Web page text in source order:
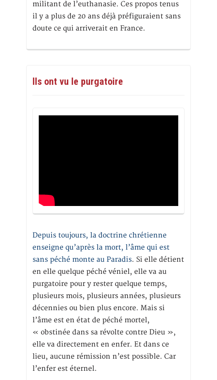
militant de l’euthanasie. Ces propos tenus
il y a plus de 20 ans déjà préfiguraient sans
doute ce qui arriverait en France.
Ils ont vu le purgatoire
Depuis toujours, la doctrine chrétienne
enseigne qu’après la mort, l’âme qui est
sans péché monte au Paradis. Si elle détient
en elle quelque péché véniel, elle va au
purgatoire pour y rester quelque temps,
plusieurs mois, plusieurs années, plusieurs
décennies ou bien plus encore. Mais si
l’âme est en état de péché mortel,
« obstinée dans sa révolte contre Dieu »,
elle va directement en enfer. Et dans ce
lieu, aucune rémission n’est possible. Car
l’enfer est éternel.